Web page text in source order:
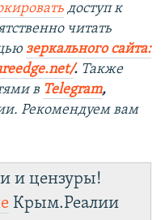
доступ к
читать
зеркального сайта:
. ​ Также
в Telegram,
Рекомендуем вам
и цензуры!
Крым.Реалии